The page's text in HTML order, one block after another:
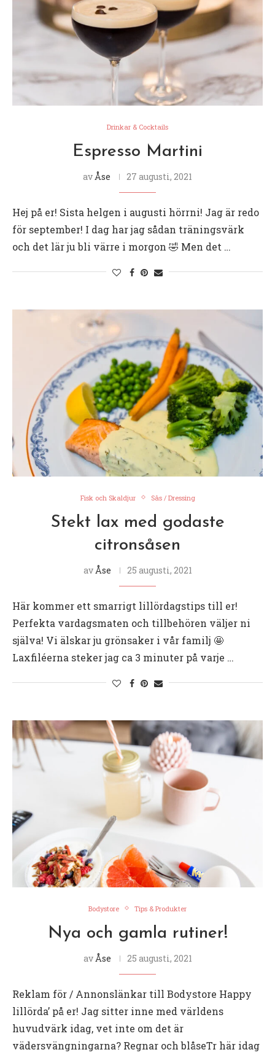
Drinkar & Cocktails
Espresso Martini
av Åse 27 augusti, 2021
Hej på er! Sista helgen i augusti hörrni! Jag är redo
för september! I dag har jag sådan träningsvärk
och det lär ju bli värre i morgon 🤣 Men det …
Fisk och Skaldjur Sås / Dressing
Stekt lax med godaste
citronsåsen
av Åse 25 augusti, 2021
Här kommer ett smarrigt lillördagstips till er!
Perfekta vardagsmaten och tillbehören väljer ni
själva! Vi älskar ju grönsaker i vår familj 🤩
Laxfiléerna steker jag ca 3 minuter på varje …
Bodystore Tips & Produkter
Nya och gamla rutiner!
av Åse 25 augusti, 2021
Reklam för / Annonslänkar till Bodystore Happy
lillörda’ på er! Jag sitter inne med världens
huvudvärk idag, vet inte om det är
vädersvängningarna? Regnar och blåseTr här idag